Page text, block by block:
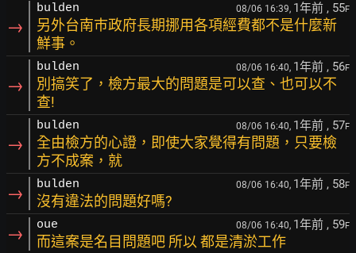
→
bulden 08/06 16:39, 1年前 , 55F
另外台南巿政府長期挪用各項經費都不是什麼新
鮮事。
→
bulden 08/06 16:40, 1年前 , 56F
別搞笑了，檢方最大的問題是可以查、也可以不
查!
→
bulden 08/06 16:40, 1年前 , 57F
全由檢方的心證，即使大家覺得有問題，只要檢
方不成案，就
→ bulden 08/06 16:40, 1年前 , 58F
沒有違法的問題好嗎?
→ oue 08/06 16:40, 1年前 , 59F
而這案是名目問題吧 所以 都是清淤工作